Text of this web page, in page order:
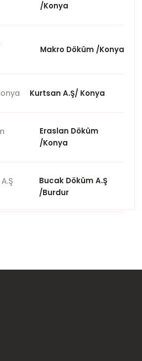
/Konya
Makro Döküm /Konya
Kurtsan A.Ş/ Konya
Eraslan Döküm
/Konya
Bucak Döküm A.Ş
/Burdur